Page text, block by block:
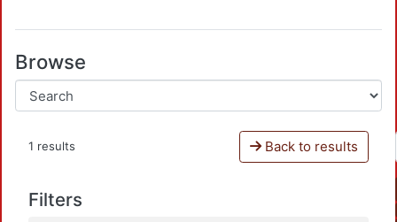
Browse
1 results Back to results
Filters